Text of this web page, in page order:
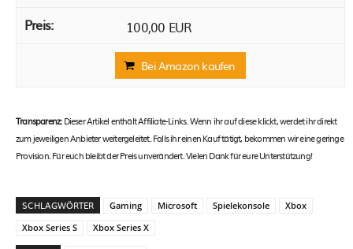
100,00 EUR
Bei Amazon kaufen
Transparenz:Dieser Artikel enthält Affiliate-Links. Wenn ihr auf diese klickt, werdet ihr direkt
zum jeweiligen Anbieter weitergeleitet. Falls ihr einen Kauf tätigt, bekommen wir eine geringe
Provision. Für euch bleibt der Preis unverändert. Vielen Dank für eure Unterstützung!
SCHLAGWÖRTER Gaming Microsoft Spielekonsole
Xbox
Xbox Series S
Xbox Series X